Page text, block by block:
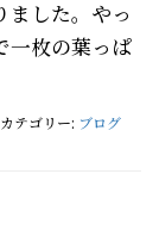
ました。やっ
一枚の葉っぱ
カテゴリー: ブログ